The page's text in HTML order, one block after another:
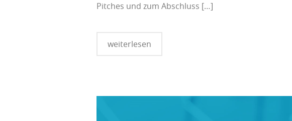
Pitches und zum Abschluss […]
weiterlesen